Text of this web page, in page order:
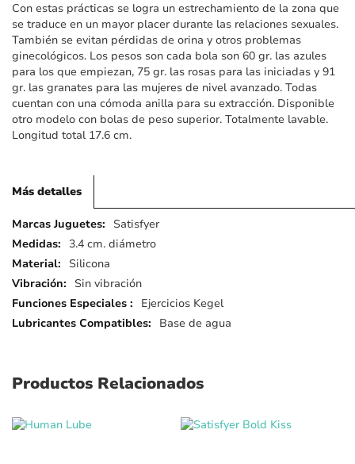
Con estas prácticas se logra un estrechamiento de la zona que
se traduce en un mayor placer durante las relaciones sexuales.
También se evitan pérdidas de orina y otros problemas
ginecológicos. Los pesos son cada bola son 60 gr. las azules
para los que empiezan, 75 gr. las rosas para las iniciadas y 91
gr. las granates para las mujeres de nivel avanzado. Todas
cuentan con una cómoda anilla para su extracción. Disponible
otro modelo con bolas de peso superior. Totalmente lavable.
Longitud total 17.6 cm.
Más detalles
Más
detalles
Satisfyer
3.4 cm. diámetro
Silicona
Sin vibración
Ejercicios Kegel
Base de agua
Productos Relacionados